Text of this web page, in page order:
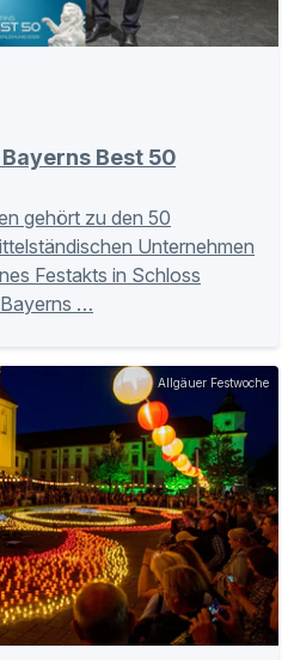
Bayerns Best 50
gehört zu den 50
Unternehmen
Festakts in Schloss
…
Allgäuer Festwoche